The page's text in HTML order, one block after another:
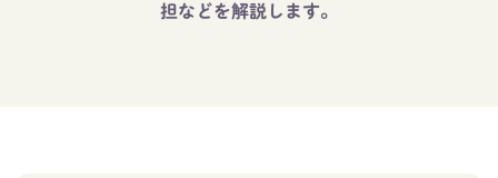
担などを解説します。